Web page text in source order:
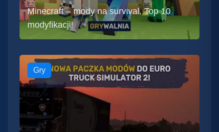
Minecraft – mody na survival. Top 10
modyfikacji!
Gry